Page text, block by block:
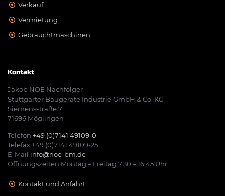
Verkauf
Vermietung
Gebrauchtmaschinen
Kontakt
Jakob NOE Nachfolger
Stuttgarter Baugeräte Industrie GmbH & Co. KG
Siemensstraße 7
71696 Möglingen
Telefon +49 (0)7141 49109-0
Telefax +49 (0)7141 49109-25
E-Mail info@noe-bm.de
Öffnungszeiten Montag – Freitag 7.30 – 16.45 Uhr
Kontakt und Anfahrt